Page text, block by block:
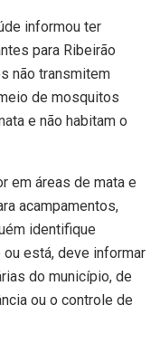
informou ter
para Ribeirão
não transmitem
de mosquitos
e não habitam o
em áreas de mata e
acampamentos,
identifique
está, deve informar
do município, de
ou o controle de